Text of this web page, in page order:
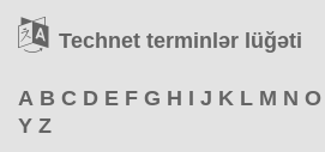
Technet terminlər lüğəti
A B C D E F G H I J K L M N O
Y Z